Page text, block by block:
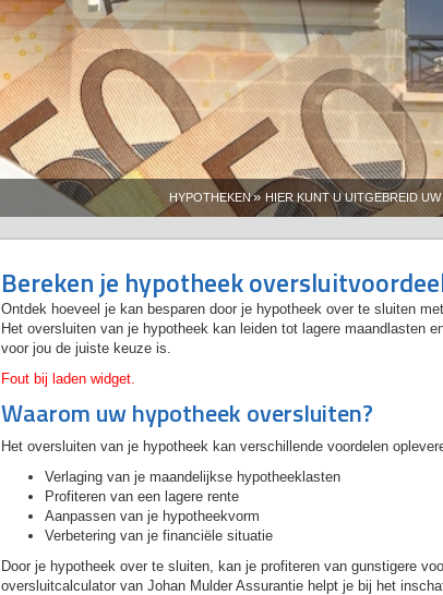
HYPOTHEKEN» HIER KUNT U UITGEBREID
Bereken je hypotheek
Ontdek hoeveel je kan besparen door je hypotheek over te sluiten
Het oversluiten van je hypotheek kan leiden tot lagere maandlasten
voor jou de juiste keuze is.
Fout bij laden widget.
Waarom uw hypotheek oversluiten?
Het oversluiten van je hypotheek kan verschillende voordelen
Verlaging van je maandelijkse hypotheeklasten
Profiteren van een lagere rente
Aanpassen van je hypotheekvorm
Verbetering van je financiële situatie
Door je hypotheek over te sluiten, kan je profiteren van gunstigere
oversluitcalculator van Johan Mulder Assurantie helpt je bij het